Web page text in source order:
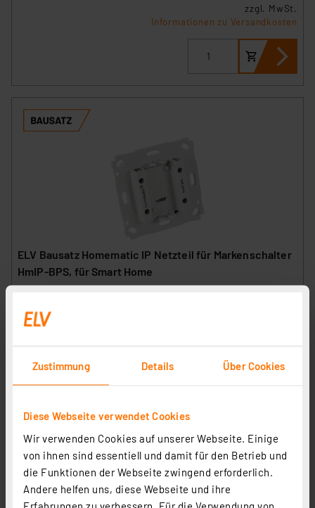
Zustimmung Details Über Cookies
Diese Webseite verwendet Cookies
Wir verwenden Cookies auf unserer Webseite. Einige
von ihnen sind essentiell und damit für den Betrieb und
die Funktionen der Webseite zwingend erforderlich.
Andere helfen uns, diese Webseite und ihre
Erfahrungen zu verbessern. Für die Verwendung von
zzgl. MwSt.
Informationen zu Versandkosten
ELV Bausatz Homematic IP Netzteil für Markenschalter
HmIP-BPS, für Smart Home
Artikel-Nr. 143484
2
zzgl. MwSt.